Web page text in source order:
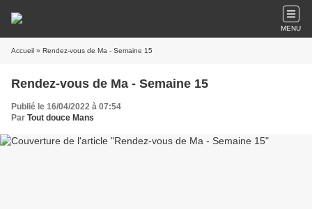
MENU
Accueil » Rendez-vous de Ma - Semaine 15
Rendez-vous de Ma - Semaine 15
Publié le 16/04/2022 à 07:54
Par Tout douce Mans